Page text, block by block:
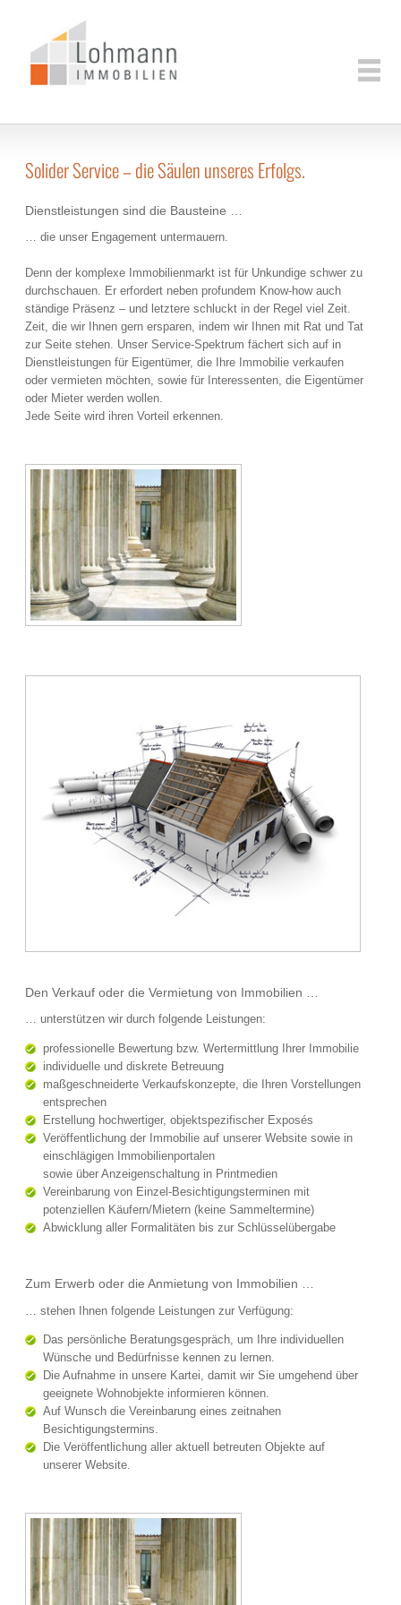
Solider Service – die Säulen unseres Erfolgs.
Dienstleistungen sind die Bausteine …
… die unser Engagement untermauern.
Denn der komplexe Immobilienmarkt ist für Unkundige schwer zu
durchschauen. Er erfordert neben profundem Know-how auch
ständige Präsenz – und letztere schluckt in der Regel viel Zeit.
Zeit, die wir Ihnen gern ersparen, indem wir Ihnen mit Rat und Tat
zur Seite stehen. Unser Service-Spektrum fächert sich auf in
Dienstleistungen für Eigentümer, die Ihre Immobilie verkaufen
oder vermieten möchten, sowie für Interessenten, die Eigentümer
oder Mieter werden wollen.
Jede Seite wird ihren Vorteil erkennen.
Den Verkauf oder die Vermietung von Immobilien …
… unterstützen wir durch folgende Leistungen:
professionelle Bewertung bzw. Wertermittlung Ihrer Immobilie
individuelle und diskrete Betreuung
maßgeschneiderte Verkaufskonzepte, die Ihren Vorstellungen
entsprechen
Erstellung hochwertiger, objektspezifischer Exposés
Veröffentlichung der Immobilie auf unserer Website sowie in
einschlägigen Immobilienportalen
sowie über Anzeigenschaltung in Printmedien
Vereinbarung von Einzel-Besichtigungsterminen mit
potenziellen Käufern/Mietern (keine Sammeltermine)
Abwicklung aller Formalitäten bis zur Schlüsselübergabe
Zum Erwerb oder die Anmietung von Immobilien …
… stehen Ihnen folgende Leistungen zur Verfügung:
Das persönliche Beratungsgespräch, um Ihre individuellen
Wünsche und Bedürfnisse kennen zu lernen.
Die Aufnahme in unsere Kartei, damit wir Sie umgehend über
geeignete Wohnobjekte informieren können.
Auf Wunsch die Vereinbarung eines zeitnahen
Besichtigungstermins.
Die Veröffentlichung aller aktuell betreuten Objekte auf
unserer Website.